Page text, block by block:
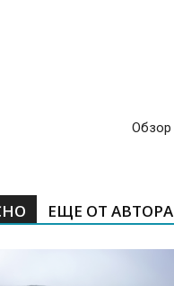
Обзор
ЕЩЕ ОТ АВТОРА